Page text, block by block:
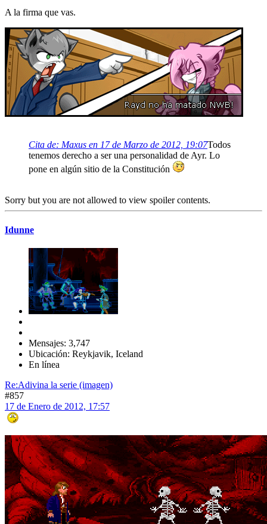
A la firma que vas.
Cita de: Maxus en 17 de Marzo de 2012, 19:07Todos
tenemos derecho a ser una personalidad de Ayr. Lo
pone en algún sitio de la Constitución
Sorry but you are not allowed to view spoiler contents.
Idunne
Mensajes: 3,747
Ubicación: Reykjavik, Iceland
En línea
Re:Adivina la serie (imagen)
#857
17 de Enero de 2012, 17:57